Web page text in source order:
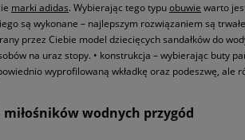
marki adidas. Wybierając tego typuobuwie warto
są wykonane – najlepszym rozwiązaniem są
przez Ciebie model dziecięcych sandałków do
na uraz stopy. • konstrukcja – wybierając buty
wyprofilowaną wkładkę oraz podeszwę, ale
miłośników wodnych przygód